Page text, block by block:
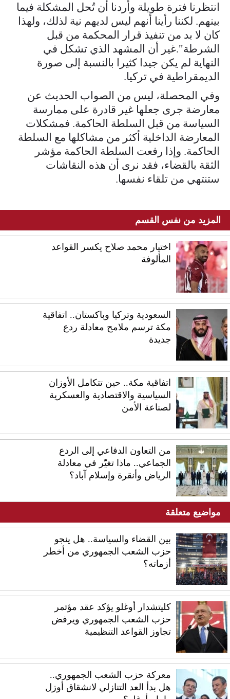
انتظرنا فترة طويلة وأردنا أن تُحل المشكلة فيما
بينهم. لكننا رأينا أنهم ليس لديهم نية لذلك، ولهذا
كان لا بد من تنفيذ قرار المحكمة من قبل
الشرطة".غير أن المشهد الذي تشكل في
النهاية لم يكن جيدا كثيرا بالنسبة إلى صورة
الديمقراطية في تركيا.
وفي المحصلة، ليس من الصواب الحديث عن
معارضة جرى جعلها غير قادرة على ممارسة
السياسة من قبل السلطة الحاكمة. فمشكلات
المعارضة الداخلية أكثر من مشاكلها مع السلطة
الحاكمة. وإذا رفعت السلطة الحاكمة مؤشر
الثقة بالقضاء، فقد نرى أن هذه النقاشات
ستنتهي من تلقاء نفسها.
المزيد من نفس القسم
اختيار محمد صلاح يكسر القواعد
المألوفة
السعودية وتركيا وباكستان.. اتفاقية
مكة ترسم ملامح معادلة ردع
جديدة
اتفاقية مكة.. حين تتكامل الأوزان
السياسية والاقتصادية والعسكرية
لصناعة الأمن
من التعاون الدفاعي إلى الردع
الجماعي.. ماذا تغيّر في معادلة
الرياض وأنقرة وإسلام آباد؟
مواضيع متعلقة
بين القضاء والسياسة.. هل ينجو
حزب الشعب الجمهوري من أخطر
أزماته؟
كليتشدار أوغلو يؤكد عقد مؤتمر
حزب الشعب الجمهوري ويرفض
تجاوز القواعد التنظيمية
معركة حزب الشعب الجمهوري..
هل بدأ العد التنازلي لانشقاق أوزل